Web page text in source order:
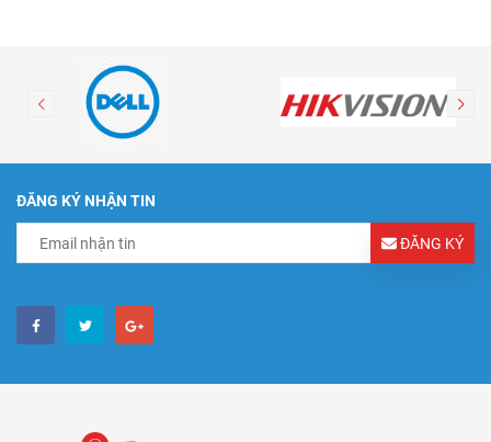
ĐĂNG KÝ NHẬN TIN
ĐĂNG KÝ